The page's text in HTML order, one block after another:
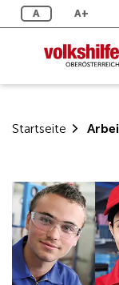
Zum
Inhalt
A A+
Startseite